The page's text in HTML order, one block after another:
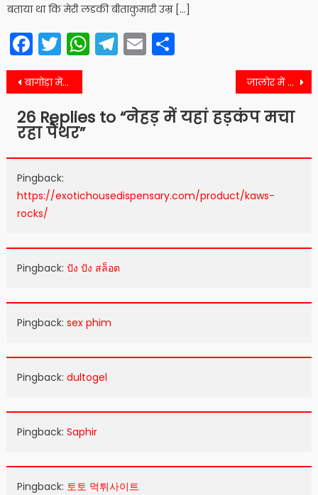
बताया था कि मेरी लडकी बीताकुमारी उम्र […]
Facebook
Twitter
WhatsApp
Telegram
Email
Post
navigation
बागोड़ा में शादी समारोह में फायरिंग का यह आरोपी गिरफ्तार जालोर में सर्वाधिक यहां हुई बारिश
26 Replies to “नेहड़ में यहां हड़कंप मचा
रहा पैंथर”
Pingback:
https://exotichousedispensary.com/product/kaws-
rocks/
Pingback: ปัง ปัง สล็อต
Pingback: sex phim
Pingback: dultogel
Pingback: Saphir
Pingback: 토토 먹튀사이트